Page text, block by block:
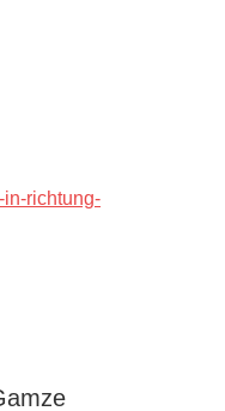
in-richtung-